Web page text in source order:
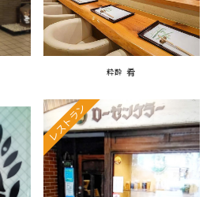
粋酔 肴
レストラン